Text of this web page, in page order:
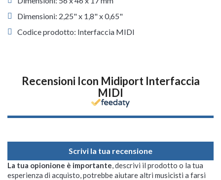
Dimensioni: 2,25" x 1,8" x 0,65"
Codice prodotto: Interfaccia MIDI
Recensioni Icon Midiport Interfaccia
MIDI
Scrivi la tua recensione
La tua opionione è importante, descrivi il prodotto o la tua
esperienza di acquisto, potrebbe aiutare altri musicisti a farsi